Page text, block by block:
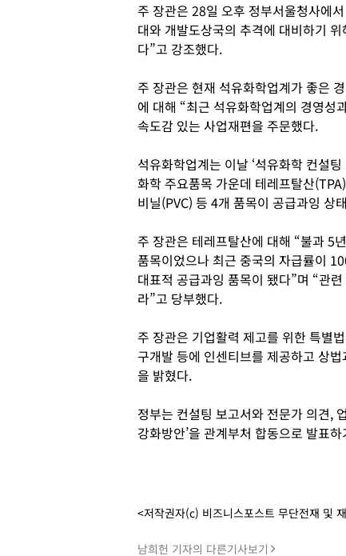
주 장관은 28일 오후 정부서울청사에
대와 개발도상국의 추격에 대비하기
다”고 강조했다.
주 장관은 현재 석유화학업계가 좋은
에 대해 “최근 석유화학업계의 경영성
속도감 있는 사업재편을 주문했다.
석유화학업계는 이날 ‘석유화학 컨설
화학 주요품목 가운데 테레프탈산
비닐(PVC) 등 4개 품목이 공급과잉 상
주 장관은 테레프탈산에 대해 “불과 5
품목이었으나 최근 중국의 자급률이
대표적 공급과잉 품목이 됐다”며 “관
라”고 당부했다.
주 장관은 기업활력 제고를 위한 특별
구개발 등에 인센티브를 제공하고 상
을 밝혔다.
정부는 컨설팅 보고서와 전문가 의견,
강화방안’을 관계부처 합동으로 발표
<저작권자(c) 비즈니스포스트 무단전재 및
남희헌 기자의 다른기사보기